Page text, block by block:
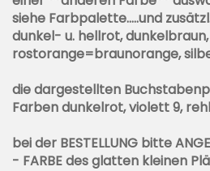
siehe Farbpalette.....und
dunkel- u. hellrot, dunkelbraun,
rostorange=braunorange,
die dargestellten
Farben dunkelrot, violett 9,
bei der BESTELLUNG bitte
- FARBE des glatten kleinen